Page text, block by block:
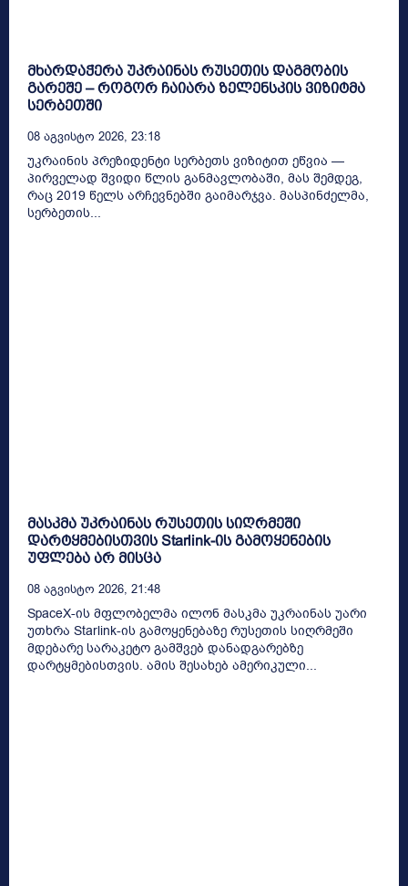
მხარდაჭერა უკრაინას რუსეთის დაგმობის
გარეშე – როგორ ჩაიარა ზელენსკის ვიზიტმა
სერბეთში
08 Აგვისტო 2026, 23:18
უკრაინის პრეზიდენტი სერბეთს ვიზიტით ეწვია —
პირველად შვიდი წლის განმავლობაში, მას შემდეგ,
რაც 2019 წელს არჩევნებში გაიმარჯვა. მასპინძელმა,
სერბეთის...
მასკმა უკრაინას რუსეთის სიღრმეში
დარტყმებისთვის Starlink-ის გამოყენების
უფლება არ მისცა
08 Აგვისტო 2026, 21:48
SpaceX-ის მფლობელმა ილონ მასკმა უკრაინას უარი
უთხრა Starlink-ის გამოყენებაზე რუსეთის სიღრმეში
მდებარე სარაკეტო გამშვებ დანადგარებზე
დარტყმებისთვის. ამის შესახებ ამერიკული...